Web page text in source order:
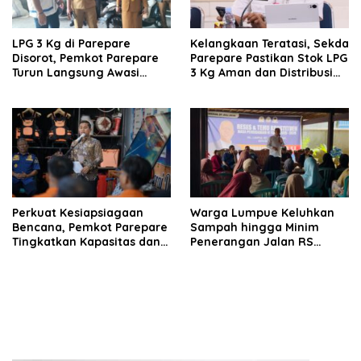
LPG 3 Kg di Parepare
Disorot, Pemkot Parepare
Turun Langsung Awasi
Kelangkaan Teratasi, Sekda
Parepare Pastikan Stok LPG
3 Kg Aman dan Distribusi
Perkuat Kesiapsiagaan
Bencana, Pemkot Parepare
Tingkatkan Kapasitas dan
Warga Lumpue Keluhkan
Sampah hingga Minim
Penerangan Jalan RS